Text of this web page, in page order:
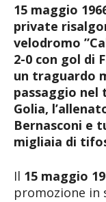
15 maggio
private
velodromo
2-0 con gol di
un traguardo
passaggio
Golia,
Bernasconi e
migliaia di
Il 15 maggio
promozione in